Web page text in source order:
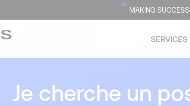
“ MAKING
SERVICES
Je cherche un